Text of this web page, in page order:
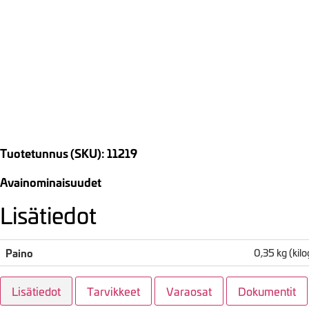
Tuotetunnus (SKU): 11219
Avainominaisuudet
Lisätiedot
Paino 0,35 kg
Lisätiedot Tarvikkeet Varaosat Dokumentit